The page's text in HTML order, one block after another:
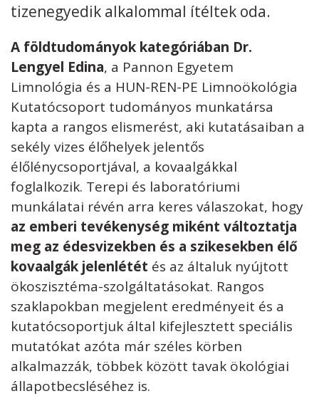
tizenegyedik alkalommal ítéltek oda.
A földtudományok kategóriában Dr.
Lengyel Edina, a Pannon Egyetem
Limnológia és a HUN-REN-PE Limnoökológia
Kutatócsoport tudományos munkatársa
kapta a rangos elismerést, aki kutatásaiban a
sekély vizes élőhelyek jelentős
élőlénycsoportjával, a kovaalgákkal
foglalkozik. Terepi és laboratóriumi
munkálatai révén arra keres válaszokat, hogy
az emberi tevékenység miként változtatja
meg az édesvizekben és a szikesekben élő
kovaalgák jelenlétét és az általuk nyújtott
ökoszisztéma-szolgáltatásokat. Rangos
szaklapokban megjelent eredményeit és a
kutatócsoportjuk által kifejlesztett speciális
mutatókat azóta már széles körben
alkalmazzák, többek között tavak ökológiai
állapotbecsléséhez is.